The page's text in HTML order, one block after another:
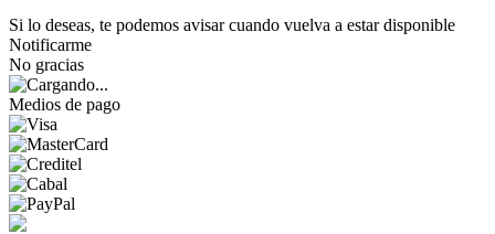
Si lo deseas, te podemos avisar cuando vuelva a estar disponible
Notificarme
No gracias
Medios de pago